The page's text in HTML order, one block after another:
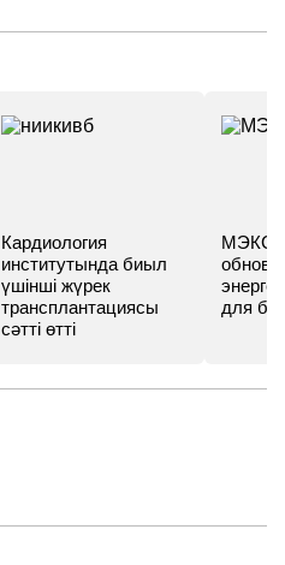
Кардиология
институтында биыл
үшінші жүрек
трансплантациясы
сәтті өтті
МЭКС -
для